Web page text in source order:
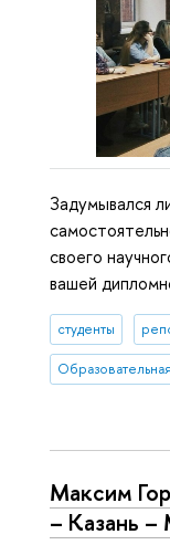
Задумывался
своего
вашей
студенты
Максим
– Казань –